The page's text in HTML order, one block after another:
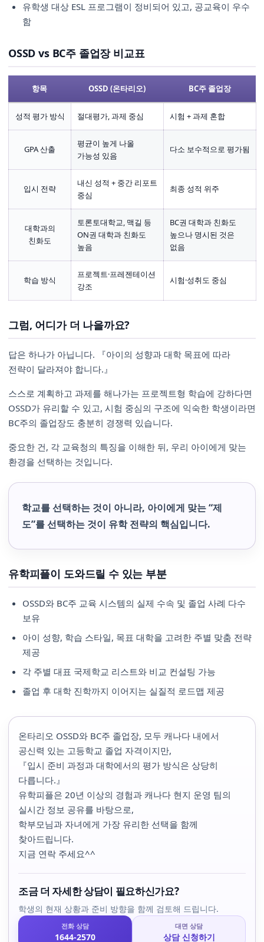
유학생 대상 ESL 프로그램이 정비되어 있고, 공교육이 우수
함
OSSD vs BC주 졸업장 비교표
항목 OSSD (온타리오) BC주 졸업장
성적 평가 방식 절대평가, 과제 중심 시험 + 과제 혼합
GPA 산출
평균이 높게 나올
가능성 있음
다소 보수적으로 평가됨
입시 전략
내신 성적 + 중간 리포트
중심
최종 성적 위주
대학과의
친화도
토론토대학교, 맥길 등
ON권 대학과 친화도
높음
BC권 대학과 친화도
높으나 명시된 것은
없음
학습 방식
프로젝트·프레젠테이션
강조
시험·성취도 중심
그럼, 어디가 더 나을까요?
답은 하나가 아닙니다. 『아이의 성향과 대학 목표에 따라
전략이 달라져야 합니다.』
스스로 계획하고 과제를 해나가는 프로젝트형 학습에 강하다면
OSSD가 유리할 수 있고, 시험 중심의 구조에 익숙한 학생이라면
BC주의 졸업장도 충분히 경쟁력 있습니다.
중요한 건, 각 교육청의 특징을 이해한 뒤, 우리 아이에게 맞는
환경을 선택하는 것입니다.
학교를 선택하는 것이 아니라, 아이에게 맞는 “제
도”를 선택하는 것이 유학 전략의 핵심입니다.
유학피플이 도와드릴 수 있는 부분
OSSD와 BC주 교육 시스템의 실제 수속 및 졸업 사례 다수
보유
아이 성향, 학습 스타일, 목표 대학을 고려한 주별 맞춤 전략
제공
각 주별 대표 국제학교 리스트와 비교 컨설팅 가능
졸업 후 대학 진학까지 이어지는 실질적 로드맵 제공
온타리오 OSSD와 BC주 졸업장, 모두 캐나다 내에서
공신력 있는 고등학교 졸업 자격이지만,
『입시 준비 과정과 대학에서의 평가 방식은 상당히
다릅니다.』
유학피플은 20년 이상의 경험과 캐나다 현지 운영 팀의
실시간 정보 공유를 바탕으로,
학부모님과 자녀에게 가장 유리한 선택을 함께
찾아드립니다.
지금 연락 주세요^^
조금 더 자세한 상담이 필요하신가요?
학생의 현재 상황과 준비 방향을 함께 검토해 드립니다.
전화 상담
1644-2570
대면 상담
상담 신청하기